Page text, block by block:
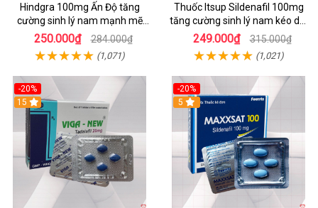
Hindgra 100mg Ấn Độ tăng
cường sinh lý nam mạnh mẽ
chống xuất tinh sớm
250.000₫ 284.000₫
(1,071)
Thuốc Itsup Sildenafil 100mg
tăng cường sinh lý nam kéo dài
thời gian chất lượng
249.000₫ 315.000₫
(1,021)
-20%
15
-20%
5